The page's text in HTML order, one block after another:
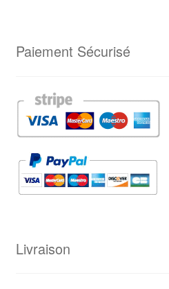
Paiement Sécurisé
Livraison